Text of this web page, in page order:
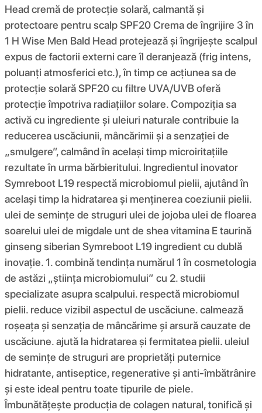
Head cremă de protecție solară, calmantă și
protectoare pentru scalp SPF20 Crema de îngrijire 3 în
1 H Wise Men Bald Head protejează și îngrijește scalpul
expus de factorii externi care îl deranjează (frig intens,
poluanți atmosferici etc.), în timp ce acțiunea sa de
protecție solară SPF20 cu filtre UVA/UVB oferă
protecție împotriva radiațiilor solare. Compoziția sa
activă cu ingrediente și uleiuri naturale contribuie la
reducerea uscăciunii, mâncărimii și a senzației de
„smulgere”, calmând în același timp microiritațiile
rezultate în urma bărbieritului. Ingredientul inovator
Symreboot L19 respectă microbiomul pielii, ajutând în
același timp la hidratarea și menținerea coeziunii pielii.
ulei de semințe de struguri ulei de jojoba ulei de floarea
soarelui ulei de migdale unt de shea vitamina E taurină
ginseng siberian Symreboot L19 ingredient cu dublă
inovație. 1. combină tendința numărul 1 în cosmetologia
de astăzi „știința microbiomului” cu 2. studii
specializate asupra scalpului. respectă microbiomul
pielii. reduce vizibil aspectul de uscăciune. calmează
roșeața și senzația de mâncărime și arsură cauzate de
uscăciune. ajută la hidratarea și fermitatea pielii. uleiul
de semințe de struguri are proprietăți puternice
hidratante, antiseptice, regenerative și anti-îmbătrânire
și este ideal pentru toate tipurile de piele.
Îmbunătățește producția de colagen natural, tonifică și